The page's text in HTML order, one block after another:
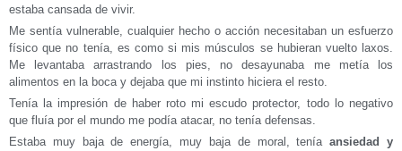
estaba cansada de vivir.
Me sentía vulnerable, cualquier hecho o acción necesitaban un esfuerzo
físico que no tenía, es como si mis músculos se hubieran vuelto laxos.
Me levantaba arrastrando los pies, no desayunaba me metía los
alimentos en la boca y dejaba que mi instinto hiciera el resto.
Tenía la impresión de haber roto mi escudo protector, todo lo negativo
que fluía por el mundo me podía atacar, no tenía defensas.
Estaba muy baja de energía, muy baja de moral, teníaansiedad y